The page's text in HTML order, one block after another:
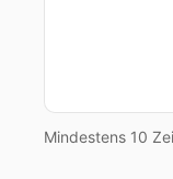
Mindestens 10